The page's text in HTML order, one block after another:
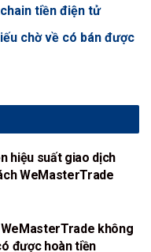
tiền điện tử
chờ về có bán được
hiệu suất giao dịch
WeMasterTrade
không
được hoàn tiền